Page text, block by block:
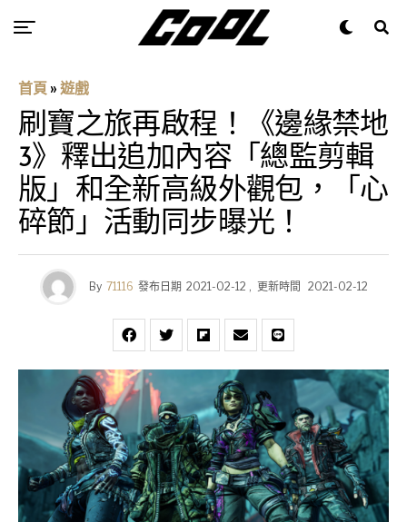
首頁 » 遊戲
刷寶之旅再啟程！《邊緣禁地
3》釋出追加內容「總監剪輯
版」和全新高級外觀包，「心
碎節」活動同步曝光！
By 71116 發布日期 2021-02-12 , 更新時間 2021-02-12